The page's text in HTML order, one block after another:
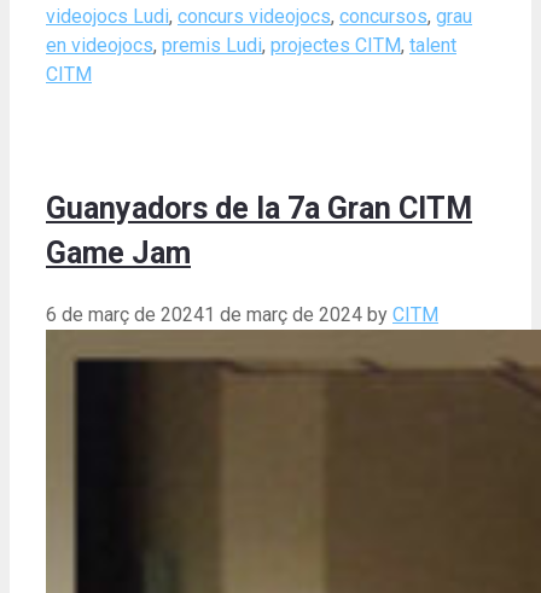
videojocs Ludi, concurs videojocs, concursos, grau
en videojocs, premis Ludi, projectes CITM, talent
CITM
Guanyadors de la 7a Gran CITM
Game Jam
6 de març de 20241 de març de 2024 by CITM